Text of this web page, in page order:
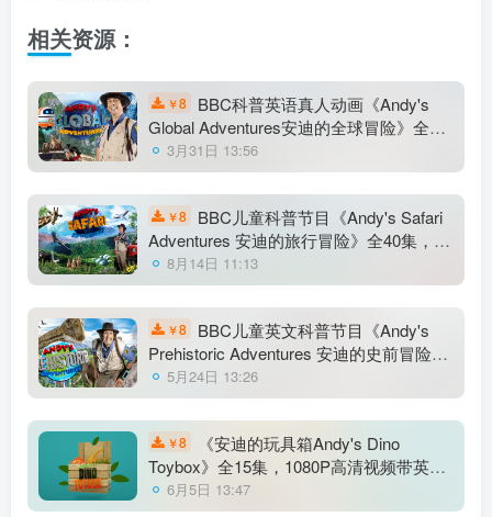
相关资源：
￥8
BBC科普英语真人动画《Andy's
Global Adventures安迪的全球冒险》全3
季共45集，1080P高清视频带英文字幕，
百度网盘下载！
3月31日 13:56
￥8
BBC儿童科普节目《Andy's Safari
Adventures 安迪的旅行冒险》全40集，
1080P高清视频带英文字幕，百度网盘下
载！
8月14日 11:13
￥8
BBC儿童英文科普节目《Andy's
Prehistoric Adventures 安迪的史前冒险》
全25集，1080P高清视频带英文字幕，百
度网盘下载！
5月24日 13:26
￥8
《安迪的玩具箱Andy's Dino
Toybox》全15集，1080P高清视频带英文
字幕，百度网盘下载！
6月5日 13:47